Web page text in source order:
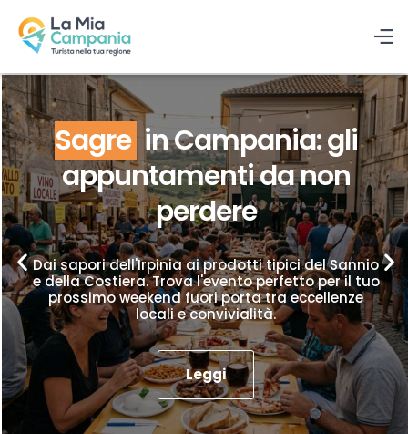
Sagre in Campania: gli
appuntamenti da non
perdere
Dai sapori dell'Irpinia ai prodotti tipici del Sannio
e della Costiera. Trova l'evento perfetto per il tuo
prossimo weekend fuori porta tra eccellenze
locali e convivialità.
Leggi